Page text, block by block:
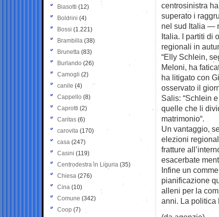
centrosinistra
superato i
nel sud Italia —
Italia. I partiti di
regionali in
“Elly Schlein,
Meloni, ha
ha litigato con
osservato il
Salis: “Schlein
quelle che li
matrimonio“.
Un vantaggio,
elezioni
fratture
esacerbate
Infine un
pianificazione
alleni per la
anni. La politica
Biasotti (12)
Boldrini (4)
Bossi (1.221)
Brambilla (38)
Brunetta (83)
Burlando (26)
Camogli (2)
canile (4)
Cappello (8)
Caprotti (2)
Caritas (6)
carovita (170)
casa (247)
Casini (119)
Centrodestra in Liguria (35)
Chiesa (276)
Cina (10)
Comune (342)
Coop (7)